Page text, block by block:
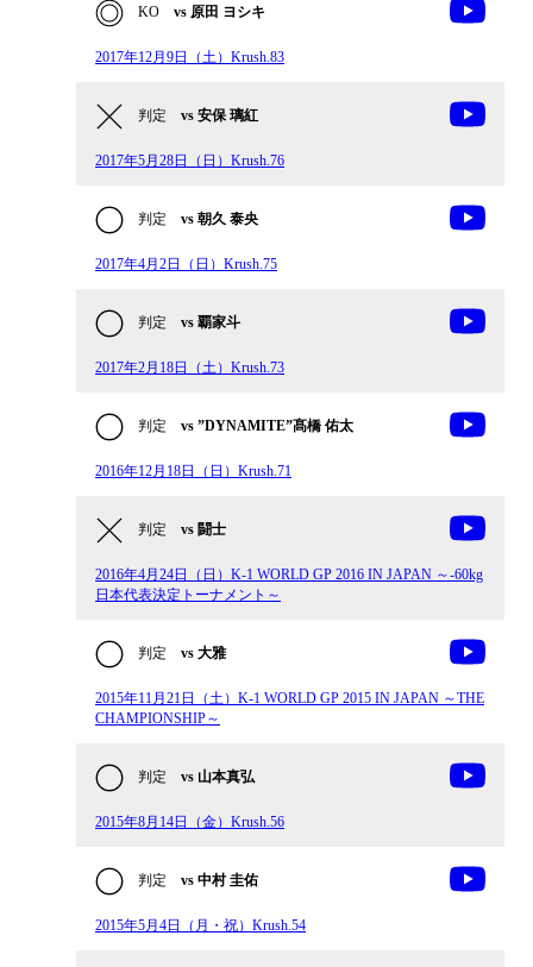
KO vs 原田 ヨシキ
2017年12月9日（土）Krush.83
判定 vs 安保 璃紅
2017年5月28日（日）Krush.76
判定 vs 朝久 泰央
2017年4月2日（日）Krush.75
判定 vs 覇家斗
2017年2月18日（土）Krush.73
判定 vs ”DYNAMITE”髙橋 佑太
2016年12月18日（日）Krush.71
判定 vs 闘士
2016年4月24日（日）K-1 WORLD GP 2016 IN JAPAN ～-60kg
日本代表決定トーナメント～
判定 vs 大雅
2015年11月21日（土）K-1 WORLD GP 2015 IN JAPAN ～THE
CHAMPIONSHIP～
判定 vs 山本真弘
2015年8月14日（金）Krush.56
判定 vs 中村 圭佑
2015年5月4日（月・祝）Krush.54